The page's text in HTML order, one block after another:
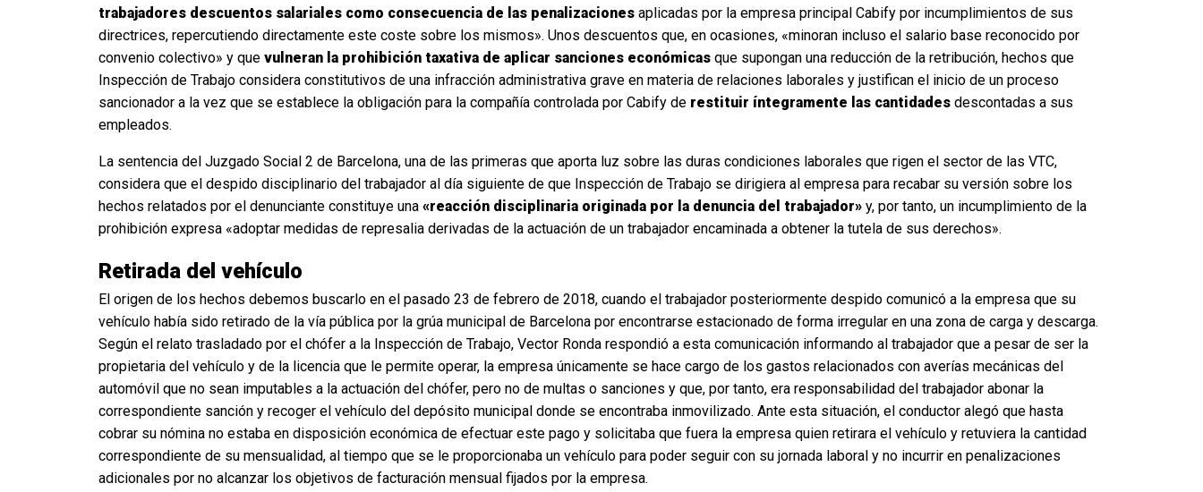
trabajadores descuentos salariales como consecuencia de las penalizaciones aplicadas por la empresa principal Cabify por incumplimientos de sus
directrices, repercutiendo directamente este coste sobre los mismos». Unos descuentos que, en ocasiones, «minoran incluso el salario base reconocido por
convenio colectivo» y que vulneran la prohibición taxativa de aplicar sanciones económicas que supongan una reducción de la retribución, hechos que
Inspección de Trabajo considera constitutivos de una infracción administrativa grave en materia de relaciones laborales y justifican el inicio de un proceso
sancionador a la vez que se establece la obligación para la compañía controlada por Cabify de restituir íntegramente las cantidades descontadas a sus
empleados.
La sentencia del Juzgado Social 2 de Barcelona, ​​una de las primeras que aporta luz sobre las duras condiciones laborales que rigen el sector de las VTC,
considera que el despido disciplinario del trabajador al día siguiente de que Inspección de Trabajo se dirigiera al empresa para recabar su versión sobre los
hechos relatados por el denunciante constituye una «reacción disciplinaria originada por la denuncia del trabajador» y, por tanto, un incumplimiento de la
prohibición expresa «adoptar medidas de represalia derivadas de la actuación de un trabajador encaminada a obtener la tutela de sus derechos».
Retirada del vehículo
El origen de los hechos debemos buscarlo en el pasado 23 de febrero de 2018, cuando el trabajador posteriormente despido comunicó a la empresa que su
vehículo había sido retirado de la vía pública por la grúa municipal de Barcelona por encontrarse estacionado de forma irregular en una zona de carga y descarga.
Según el relato trasladado por el chófer a la Inspección de Trabajo, Vector Ronda respondió a esta comunicación informando al trabajador que a pesar de ser la
propietaria del vehículo y de la licencia que le permite operar, la empresa únicamente se hace cargo de los gastos relacionados con averías mecánicas del
automóvil que no sean imputables a la actuación del chófer, pero no de multas o sanciones y que, por tanto, era responsabilidad del trabajador abonar la
correspondiente sanción y recoger el vehículo del depósito municipal donde se encontraba inmovilizado. Ante esta situación, el conductor alegó que hasta
cobrar su nómina no estaba en disposición económica de efectuar este pago y solicitaba que fuera la empresa quien retirara el vehículo y retuviera la cantidad
correspondiente de su mensualidad, al tiempo que se le proporcionaba un vehículo para poder seguir con su jornada laboral y no incurrir en penalizaciones
adicionales por no alcanzar los objetivos de facturación mensual fijados por la empresa.